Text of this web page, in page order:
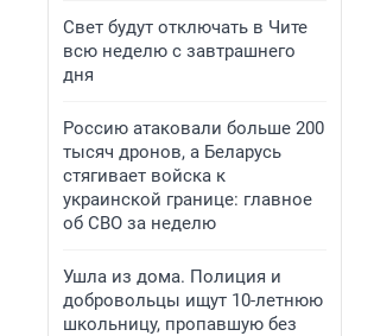
Свет будут отключать в Чите
всю неделю с завтрашнего
дня
Россию атаковали больше 200
тысяч дронов, а Беларусь
стягивает войска к
украинской границе: главное
об СВО за неделю
Ушла из дома. Полиция и
добровольцы ищут 10-летнюю
школьницу, пропавшую без